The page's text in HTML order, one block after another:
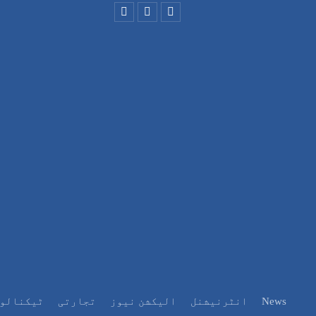
News انٹرنیشنل الیکشن نیوز تجارتی